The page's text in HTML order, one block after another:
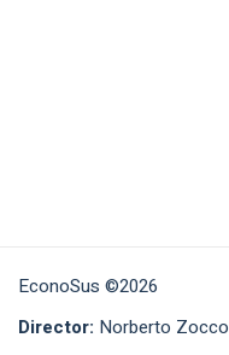
EconoSus ©2026
Director: Norberto Zocco